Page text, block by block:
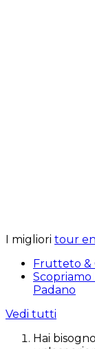
I migliori tour
Frutteto &
Scopriamo
Padano
Vedi tutti
Hai